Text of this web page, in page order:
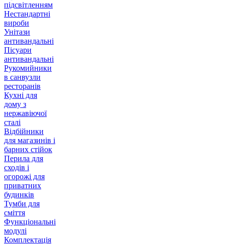
підсвітленням
Нестандартні
вироби
Унітази
антивандальні
Пісуари
антивандальні
Рукомийники
в санвузли
ресторанів
Кухні для
дому з
нержавіючої
сталі
Відбійники
для магазинів і
барних стійок
Перила для
сходів і
огорожі для
приватних
будинків
Тумби для
сміття
Функціональні
модулі
Комплектація